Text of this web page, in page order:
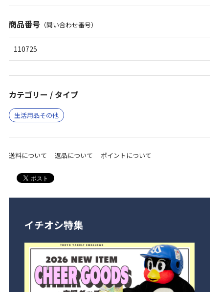
商品番号（問い合わせ番号）
110725
カテゴリー / タイプ
生活用品その他
送料について 返品について ポイントについて
イチオシ特集